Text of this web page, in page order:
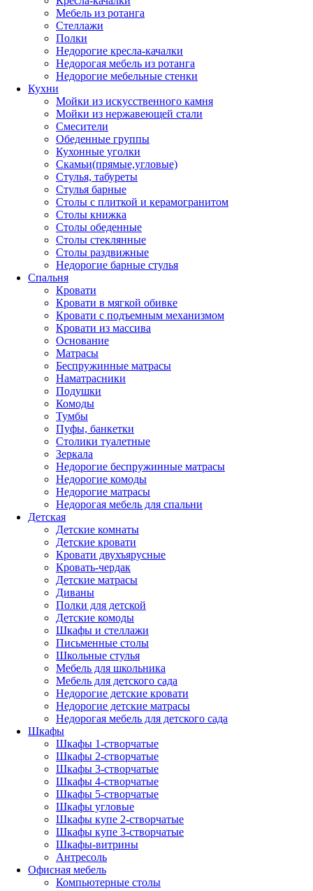
Мебель из ротанга
Стеллажи
Полки
Недорогие кресла-качалки
Недорогая мебель из ротанга
Недорогие мебельные стенки
Кухни
Мойки из искусственного камня
Мойки из нержавеющей стали
Смесители
Обеденные группы
Кухонные уголки
Скамьи(прямые,угловые)
Стулья, табуреты
Стулья барные
Столы с плиткой и керамогранитом
Столы книжка
Столы обеденные
Столы стеклянные
Столы раздвижные
Недорогие барные стулья
Спальня
Кровати
Кровати в мягкой обивке
Кровати с подъемным механизмом
Кровати из массива
Основание
Матрасы
Беспружинные матрасы
Наматрасники
Подушки
Комоды
Тумбы
Пуфы, банкетки
Столики туалетные
Зеркала
Недорогие беспружинные матрасы
Недорогие комоды
Недорогие матрасы
Недорогая мебель для спальни
Детская
Детские комнаты
Детские кровати
Кровати двухъярусные
Кровать-чердак
Детские матрасы
Диваны
Полки для детской
Детские комоды
Шкафы и стеллажи
Письменные столы
Школьные стулья
Мебель для школьника
Мебель для детского сада
Недорогие детские кровати
Недорогие детские матрасы
Недорогая мебель для детского сада
Шкафы
Шкафы 1-створчатые
Шкафы 2-створчатые
Шкафы 3-створчатые
Шкафы 4-створчатые
Шкафы 5-створчатые
Шкафы угловые
Шкафы купе 2-створчатые
Шкафы купе 3-створчатые
Шкафы-витрины
Антресоль
Офисная мебель
Компьютерные столы